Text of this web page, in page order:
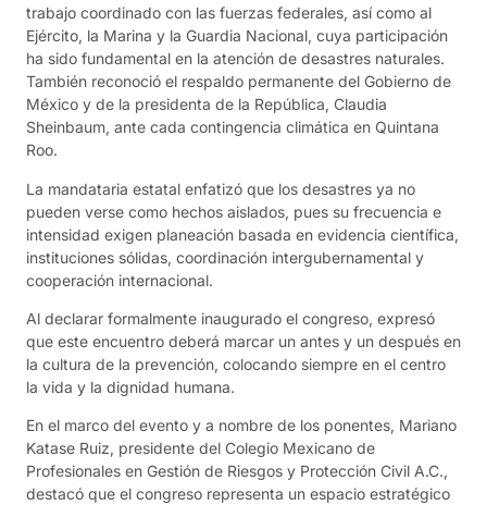
trabajo coordinado con las fuerzas federales, así como al
Ejército, la Marina y la Guardia Nacional, cuya participación
ha sido fundamental en la atención de desastres naturales.
También reconoció el respaldo permanente del Gobierno de
México y de la presidenta de la República, Claudia
Sheinbaum, ante cada contingencia climática en Quintana
Roo.
La mandataria estatal enfatizó que los desastres ya no
pueden verse como hechos aislados, pues su frecuencia e
intensidad exigen planeación basada en evidencia científica,
instituciones sólidas, coordinación intergubernamental y
cooperación internacional.
Al declarar formalmente inaugurado el congreso, expresó
que este encuentro deberá marcar un antes y un después en
la cultura de la prevención, colocando siempre en el centro
la vida y la dignidad humana.
En el marco del evento y a nombre de los ponentes, Mariano
Katase Ruiz, presidente del Colegio Mexicano de
Profesionales en Gestión de Riesgos y Protección Civil A.C.,
destacó que el congreso representa un espacio estratégico